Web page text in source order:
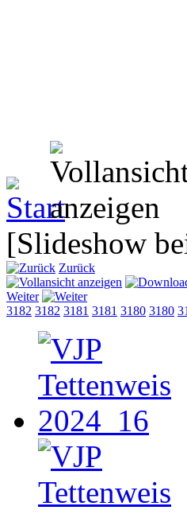
[Slideshow
Zurück
Weiter
3182 3182 3181 3181 3180 3180